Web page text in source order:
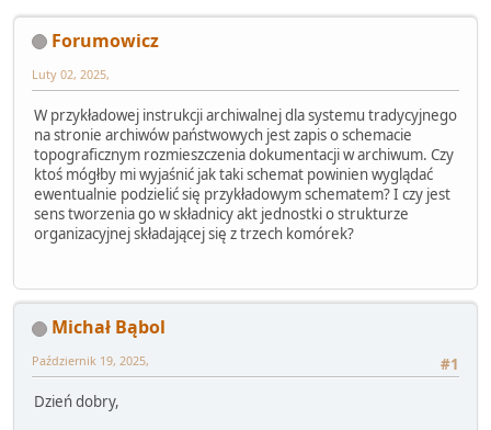
Forumowicz
Luty 02, 2025,
W przykładowej instrukcji archiwalnej dla systemu tradycyjnego
na stronie archiwów państwowych jest zapis o schemacie
topograficznym rozmieszczenia dokumentacji w archiwum. Czy
ktoś mógłby mi wyjaśnić jak taki schemat powinien wyglądać
ewentualnie podzielić się przykładowym schematem? I czy jest
sens tworzenia go w składnicy akt jednostki o strukturze
organizacyjnej składającej się z trzech komórek?
Michał Bąbol
#1
Październik 19, 2025,
Dzień dobry,